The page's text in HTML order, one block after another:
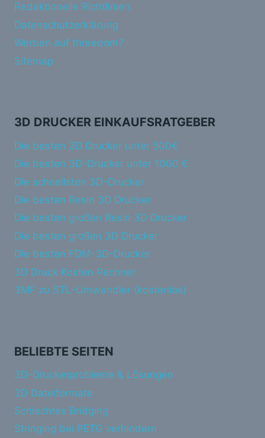
Redaktionelle Richtlinien
Datenschutzerklärung
Werben auf threedom?
Sitemap
3D DRUCKER EINKAUFSRATGEBER
Die besten 3D Drucker unter 500€
Die besten 3D-Drucker unter 1000 €
Die schnellsten 3D-Drucker
Die besten Resin 3D Drucker
Die besten großen Resin 3D Drucker
Die besten großen 3D Drucker
Die besten FDM-3D-Drucker
3D Druck Kosten Rechner
3MF zu STL-Umwandler (kostenlos)
BELIEBTE SEITEN
3D-Druckerprobleme & Lösungen
3D Dateiformate
Schlechtes Bridging
Stringing bei PETG verhindern